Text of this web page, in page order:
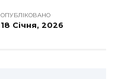
ОПУБЛІКОВАНО
18 Січня, 2026